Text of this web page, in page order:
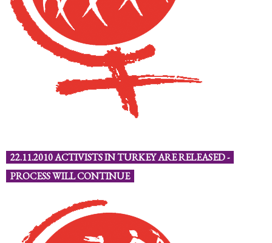
22.11.2010 ACTIVISTS IN TURKEY ARE RELEASED -
PROCESS WILL CONTINUE